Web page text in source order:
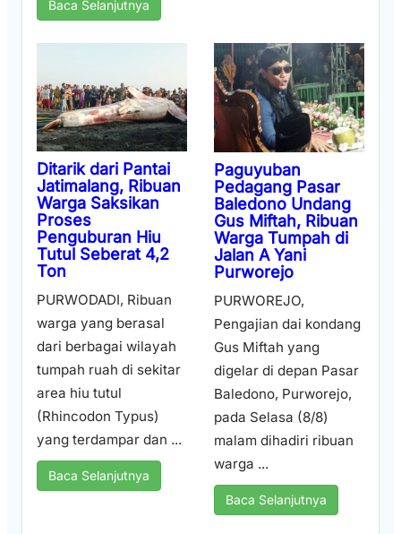
Baca Selanjutnya
Ditarik dari Pantai
Jatimalang, Ribuan
Warga Saksikan
Proses
Penguburan Hiu
Tutul Seberat 4,2
Ton
PURWODADI, Ribuan
warga yang berasal
dari berbagai wilayah
tumpah ruah di sekitar
area hiu tutul
(Rhincodon Typus)
yang terdampar dan ...
Baca Selanjutnya
Paguyuban
Pedagang Pasar
Baledono Undang
Gus Miftah, Ribuan
Warga Tumpah di
Jalan A Yani
Purworejo
PURWOREJO,
Pengajian dai kondang
Gus Miftah yang
digelar di depan Pasar
Baledono, Purworejo,
pada Selasa (8/8)
malam dihadiri ribuan
warga ...
Baca Selanjutnya